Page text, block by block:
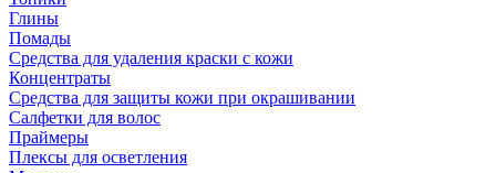
Глины
Помады
Средства для удаления краски с кожи
Концентраты
Средства для защиты кожи при окрашивании
Салфетки для волос
Праймеры
Плексы для осветления